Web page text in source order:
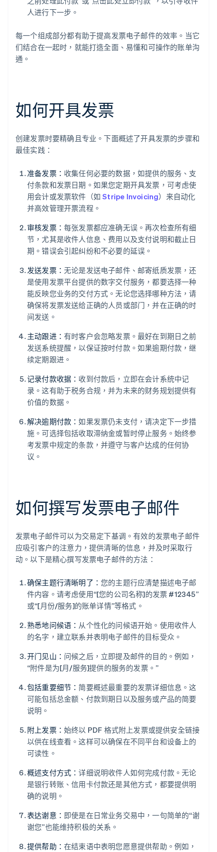
人进行下一步。
每一个组成部分都有助于提高发票电子邮件的效率。当它
们结合在一起时，就能打造全面、易懂和可操作的账单沟
通。
如何开具发票
创建发票时要精确且专业。下面概述了开具发票的步骤和
最佳实践：
准备发票： 收集任何必要的数据，如提供的服务、支
付条款和发票日期。如果您定期开具发票，可考虑使
用会计或发票软件（如Stripe Invoicing）来自动化
并高效管理开票流程。
审核发票： 每张发票都应准确无误。再次检查所有细
节，尤其是收件人信息、费用以及支付说明和截止日
期。错误会引起纠纷和不必要的延误。
发送发票： 无论是发送电子邮件、邮寄纸质发票，还
是使用发票平台提供的数字交付服务，都要选择一种
能反映您业务的交付方式。无论您选择哪种方法，请
确保将发票发送给正确的人员或部门，并在正确的时
间发送。
主动跟进： 有时客户会忽略发票。最好在到期日之前
发送系统提醒，以保证按时付款。如果逾期付款，继
续定期跟进。
记录付款收据： 收到付款后，立即在会计系统中记
录。这有助于税务合规，并为未来的财务规划提供有
价值的数据。
解决逾期付款：如果发票仍未支付，请决定下一步措
施。可选择包括收取滞纳金或暂时停止服务。始终参
考发票中规定的条款，并遵守与客户达成的任何协
议。
如何撰写发票电子邮件
发票电子邮件可以为交易定下基调。有效的发票电子邮件
应吸引客户的注意力，提供清晰的信息，并及时采取行
动。以下是精心撰写发票电子邮件的方法：
确保主题行清晰明了： 您的主题行应清楚描述电子邮
件内容。请考虑使用“[您的公司名称]的发票 #12345”
或“[月份/服务]的账单详情”等格式。
熟悉地问候语： 从个性化的问候语开始。使用收件人
的名字，建立联系并表明电子邮件的目标受众。
开门见山： 问候之后，立即提及邮件的目的。例如，
“附件是为[月/服务]提供的服务的发票。”
包括重要细节： 简要概述最重要的发票详细信息。这
可能包括总金额、付款到期日以及服务或产品的简要
说明。
附上发票： 始终以 PDF 格式附上发票或提供安全链接
以供在线查看。这样可以确保在不同平台和设备上的
可读性。
概述支付方式：详细说明收件人如何完成付款。无论
是银行转账、信用卡付款还是其他方式，都要提供明
确的说明。
表达谢意： 即使是在日常业务交易中，一句简单的“谢
谢您”也能维持积极的关系。
提供帮助： 在结束语中表明您愿意提供帮助。例如，